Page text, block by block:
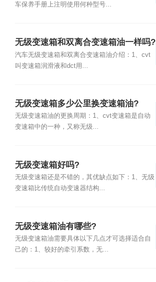
车保养手册上注明使用何种型号...
无级变速箱和双离合变速箱油一样吗?
汽车无级变速箱和双离合变速箱油介绍：1、cvt
叫变速箱润滑液和dct用...
无级变速箱多少公里换变速箱油?
无级变速箱油的更换周期：1、cvt变速箱是自动
变速箱中的一种，又称无级...
无级变速箱好吗?
无级变速箱还是不错的，其优缺点如下：1、无级
变速箱比传统自动变速器结构...
无级变速箱油有哪些?
无级变速箱油需要具体以下几点才可选择适合自
己的：1、较好的牵引系数，无...